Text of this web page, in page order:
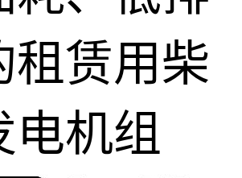
租赁用柴
电机组